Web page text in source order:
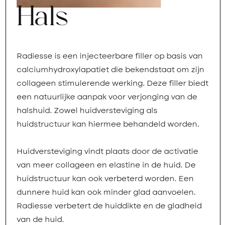
Hals
Radiesse is een injecteerbare filler op basis van
calciumhydroxylapatiet die bekendstaat om zijn
collageen stimulerende werking. Deze filler biedt
een natuurlijke aanpak voor verjonging van de
halshuid. Zowel huidversteviging als
huidstructuur kan hiermee behandeld worden.
Huidversteviging vindt plaats door de activatie
van meer collageen en elastine in de huid. De
huidstructuur kan ook verbeterd worden. Een
dunnere huid kan ook minder glad aanvoelen.
Radiesse verbetert de huiddikte en de gladheid
van de huid.